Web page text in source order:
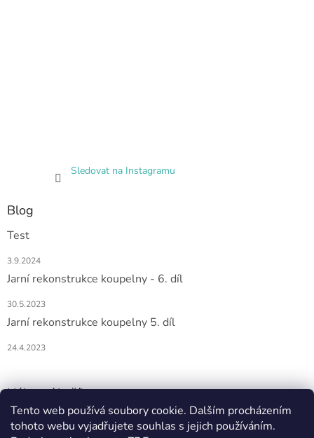
Tento web používá soubory cookie. Dalším procházením
tohoto webu vyjadřujete souhlas s jejich používáním.
Sledovat na Instagramu
Blog
Test
3.9.2024
Jarní rekonstrukce koupelny - 6. díl
30.5.2023
Jarní rekonstrukce koupelny 5. díl
24.4.2023
Nákupní košík
0KS /0 KČ